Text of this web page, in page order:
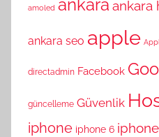
amoled ankara ankara
ankara seo apple
directadmin Facebook
güncelleme Güvenlik
iphone iphone 6